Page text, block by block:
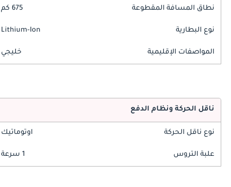
نطاق المسافة المقطوعة 675 كم
نوع البطارية Lithium-Ion
المواصفات الإقليمية خليجي
ناقل الحركة ونظام الدفع
نوع ناقل الحركة اوتوماتيك
علبة التروس 1 سرعة